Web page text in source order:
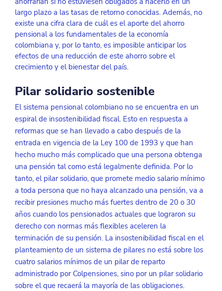
largo plazo a las tasas de retorno conocidas. Además, no
existe una cifra clara de cuál es el aporte del ahorro
pensional a los fundamentales de la economía
colombiana y, por lo tanto, es imposible anticipar los
efectos de una reducción de este ahorro sobre el
crecimiento y el bienestar del país.
Pilar solidario sostenible
El sistema pensional colombiano no se encuentra en un
espiral de insostenibilidad fiscal. Esto en respuesta a
reformas que se han llevado a cabo después de la
entrada en vigencia de la Ley 100 de 1993 y que han
hecho mucho más complicado que una persona obtenga
una pensión tal como está legalmente definida. Por lo
tanto, el pilar solidario, que promete medio salario mínimo
a toda persona que no haya alcanzado una pensión, va a
recibir presiones mucho más fuertes dentro de 20 o 30
años cuando los pensionados actuales que lograron su
derecho con normas más flexibles aceleren la
terminación de su pensión. La insostenibilidad fiscal en el
planteamiento de un sistema de pilares no está sobre los
cuatro salarios mínimos de un pilar de reparto
administrado por Colpensiones, sino por un pilar solidario
sobre el que recaerá la mayoría de las obligaciones.